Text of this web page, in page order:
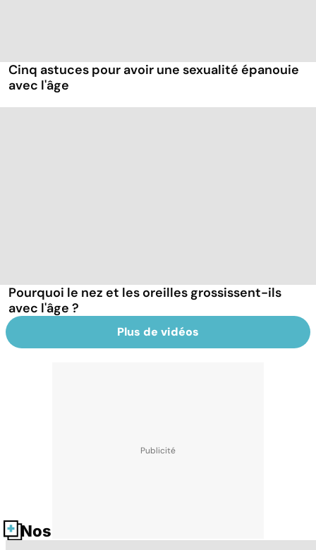
Cinq astuces pour avoir une sexualité épanouie
avec l'âge
Pourquoi le nez et les oreilles grossissent-ils
avec l'âge ?
Plus de vidéos
Nos fiches santé